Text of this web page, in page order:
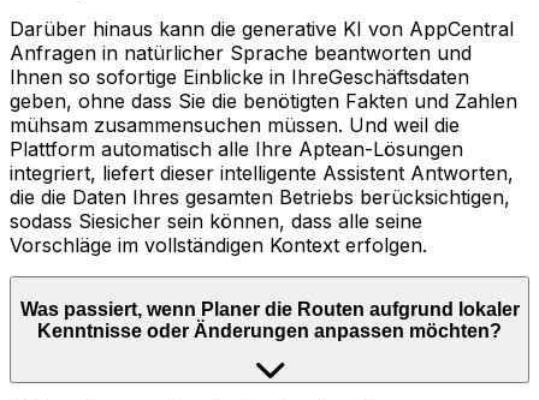
Darüber hinaus kann die generative KI von AppCentral
Anfragen in natürlicher Sprache beantworten und
Ihnen so sofortige Einblicke in IhreGeschäftsdaten
geben, ohne dass Sie die benötigten Fakten und Zahlen
mühsam zusammensuchen müssen. Und weil die
Plattform automatisch alle Ihre Aptean-Lösungen
integriert, liefert dieser intelligente Assistent Antworten,
die die Daten Ihres gesamten Betriebs berücksichtigen,
sodass Siesicher sein können, dass alle seine
Vorschläge im vollständigen Kontext erfolgen.
Was passiert, wenn Planer die Routen aufgrund lokaler
Kenntnisse oder Änderungen anpassen möchten?